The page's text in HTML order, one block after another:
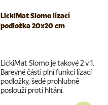
LickiMat Slomo lízací
podložka 20x20 cm
LickiMat Slomo je takové 2 v 1.
Barevné části plní funkci lízací
podložky, šedé prohlubně
poslouží proti hltání.